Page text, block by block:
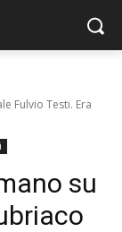
Fulvio Testi. Era
su